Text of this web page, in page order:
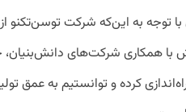
با توجه به این‌که شرکت توسن‌تکنو
همکاری شرکت‌های دانش‌بنیان،